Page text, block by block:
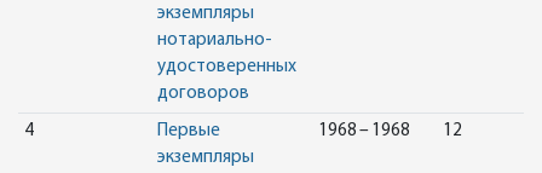
экземпляры
нотариально-
удостоверенных
договоров
4
Первые
экземпляры
1968 – 1968 12